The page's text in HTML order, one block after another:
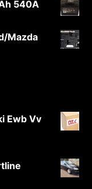
540A
Mazda
Ewb Vv